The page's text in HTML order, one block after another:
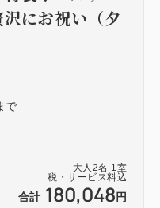
大人 2名 1 室
税・サービス料込
合計 180,048 円
にお祝い（夕
で